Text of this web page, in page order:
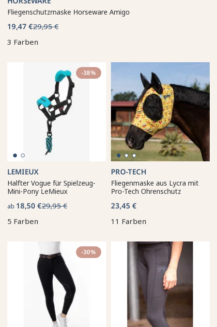
Fliegenschutzmaske Horseware Amigo
19,47 €29,95 €
3 Farben
-38%
LEMIEUX
Halfter Vogue für Spielzeug-
Mini-Pony LeMieux
ab 18,50 €29,95 €
5 Farben
PRO-TECH
Fliegenmaske aus Lycra mit
Pro-Tech Ohrenschutz
23,45 €
11 Farben
-30%